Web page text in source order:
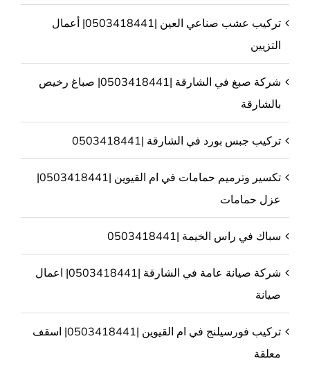
تركيب عشب صناعي العين |0503418441| أعمال
التزيين
شركة صبغ في الشارقة |0503418441| صباغ رخيص
بالشارقة
تركيب جبس بورد في الشارقة |0503418441
تكسير وترميم حمامات في ام القيوين |0503418441|
عزل حمامات
سباك في راس الخيمة |0503418441
شركة صيانة عامة في الشارقة |0503418441| اعمال
صيانة
تركيب فورسيلنج في ام القيوين |0503418441| اسقف
معلقة